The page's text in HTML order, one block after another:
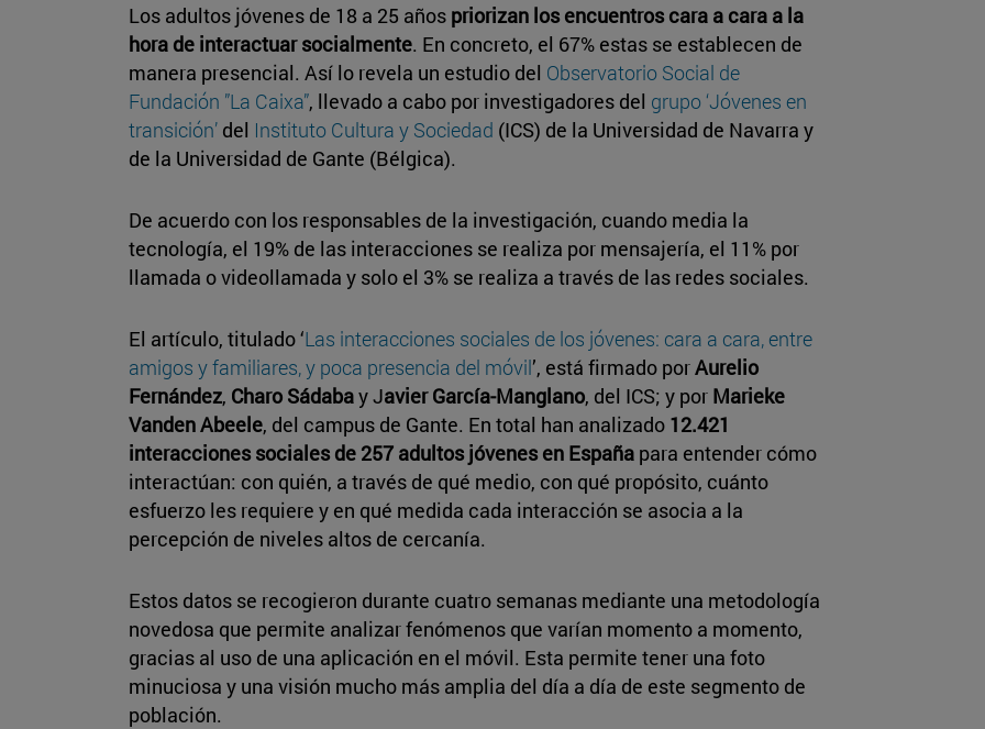
Los adultos jóvenes de 18 a 25 años priorizan los encuentros cara a cara a la
hora de interactuar socialmente. En concreto, el 67% estas se establecen de
manera presencial. Así lo revela un estudio del Observatorio Social de
Fundación ”La Caixa”, llevado a cabo por investigadores del grupo ‘Jóvenes en
transición’ del Instituto Cultura y Sociedad (ICS) de la Universidad de Navarra y
de la Universidad de Gante (Bélgica).
De acuerdo con los responsables de la investigación, cuando media la
tecnología, el 19% de las interacciones se realiza por mensajería, el 11% por
llamada o videollamada y solo el 3% se realiza a través de las redes sociales.
El artículo, titulado ‘Las interacciones sociales de los jóvenes: cara a cara, entre
amigos y familiares, y poca presencia del móvil’, está firmado porAurelio
Fernández, Charo Sádabay Javier García-Manglano, del ICS; y por Marieke
Vanden Abeele, del campus de Gante. En total han analizado 12.421
interacciones sociales de 257 adultos jóvenes en España para entender cómo
interactúan: con quién, a través de qué medio, con qué propósito, cuánto
esfuerzo les requiere y en qué medida cada interacción se asocia a la
percepción de niveles altos de cercanía.
Estos datos se recogieron durante cuatro semanas mediante una metodología
novedosa que permite analizar fenómenos que varían momento a momento,
gracias al uso de una aplicación en el móvil. Esta permite tener una foto
minuciosa y una visión mucho más amplia del día a día de este segmento de
población.